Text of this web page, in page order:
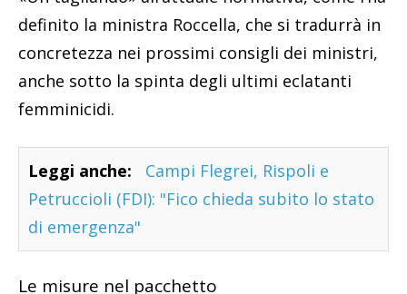
definito la ministra Roccella, che si tradurrà in
concretezza nei prossimi consigli dei ministri,
anche sotto la spinta degli ultimi eclatanti
femminicidi.
Leggi anche:
Campi Flegrei, Rispoli e
Petruccioli (FDI): "Fico chieda subito lo stato
di emergenza"
Le misure nel pacchetto